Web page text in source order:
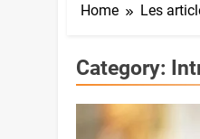
Home Les
Category: